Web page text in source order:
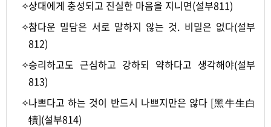
✧상대에게 충성되고 진실한 마음을 지니면(설부811)
✧참다운 밀담은 서로 말하지 않는 것. 비밀은 없다(설부
812)
✧승리하고도 근심하고 강하되 약하다고 생각해야(설부
813)
✧나쁘다고 하는 것이 반드시 나쁘지만은 않다 [黑牛生白
犢](설부814)